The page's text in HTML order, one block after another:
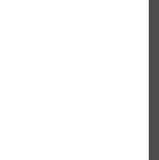
Marfa
produselor
frecvente